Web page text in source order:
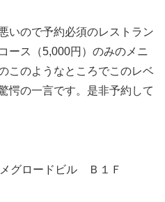
いので予約必須のレストラン
ース（5,000円）のみのメニ
このようなところでこのレベ
愕の一言です。是非予約して
グロードビル Ｂ１Ｆ